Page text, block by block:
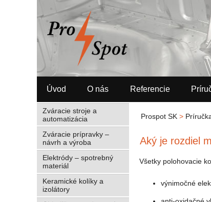
Úvod O nás Referencie
Prospot SK >
Aký je rozdiel
Všetky polohovacie
výnimočné
Zváracie stroje a
automatizácia
Zváracie prípravky –
návrh a výroba
Elektródy – spotrebný
materiál
Keramické kolíky a
izolátory